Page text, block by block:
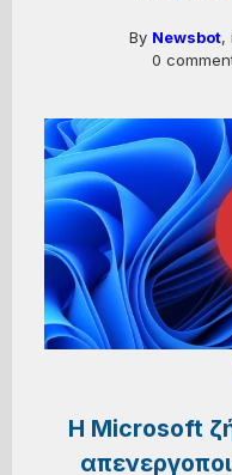
By Newsbot,
0
Η Microsoft